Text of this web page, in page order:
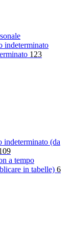
indeterminato
123
indeterminato (da
a tempo
in tabelle) 6